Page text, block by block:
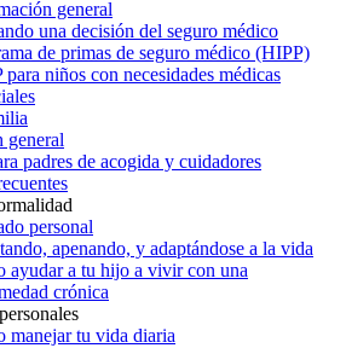
general
una decisión del seguro médico
de primas de seguro médico (HIPP)
niños con necesidades médicas
general
padres de acogida y cuidadores
personal
apenando, y adaptándose a la vida
ayudar a tu hijo a vivir con una
crónica
manejar tu vida diaria